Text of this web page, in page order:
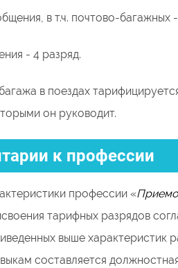
в т.ч. почтово-багажных
- 4 разряд.
в поездах
он руководит.
к профессии
профессии «
тарифных разрядов
выше характеристик
составляется